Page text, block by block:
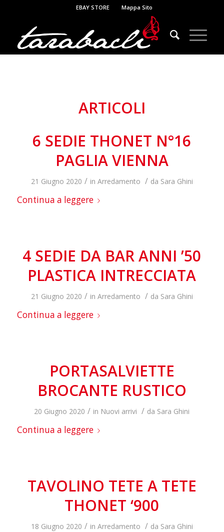
EBAY STORE Mappa Sito
ARTICOLI
6 SEDIE THONET N°16
PAGLIA VIENNA
21 Giugno 2020 / in Arredamento / da Sara Ghini
Continua a leggere
4 SEDIE DA BAR ANNI ’50
PLASTICA INTRECCIATA
21 Giugno 2020 / in Arredamento / da Sara Ghini
Continua a leggere
PORTASALVIETTE
BROCANTE RUSTICO
20 Giugno 2020 / in Nuovi arrivi / da Sara Ghini
Continua a leggere
TAVOLINO TETE A TETE
THONET ‘900
18 Giugno 2020 / in Arredamento / da Sara Ghini